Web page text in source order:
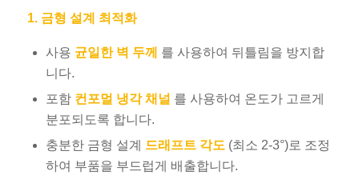
1. 금형 설계 최적화
사용 균일한 벽 두께
를 사용하여 뒤틀림을 방지합
니다.
포함 컨포멀 냉각 채널 를 사용하여 온도가 고르게
분포되도록 합니다.
충분한 금형 설계 드래프트 각도 (최소 2-3°)로 조정
하여 부품을 부드럽게 배출합니다.